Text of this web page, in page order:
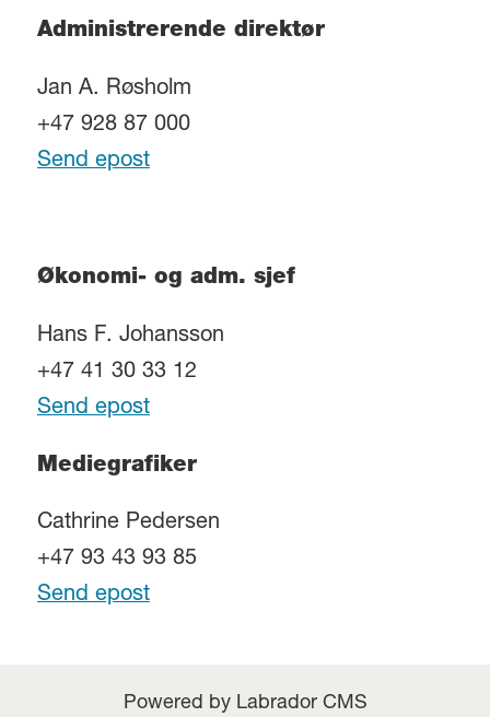
Administrerende direktør
Jan A. Røsholm
+47 928 87 000
Send epost
Økonomi- og adm. sjef
Hans F. Johansson
+47 41 30 33 12
Send epost
Mediegrafiker
Cathrine Pedersen
+47 93 43 93 85
Send epost
Powered by Labrador CMS